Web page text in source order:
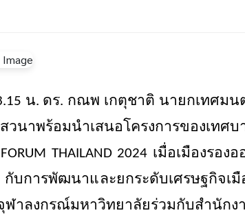
น. ดร. กณพ เกตุชาติ นายกเทศมน
นาพร้อมนำเสนอโครงการของเทศบ
THAILAND 2024 เมื่อเมืองรองอ
บการพัฒนาและยกระดับเศรษฐกิจเมื
าลงกรณ์มหาวิทยาลัยร่วมกับสำนักง